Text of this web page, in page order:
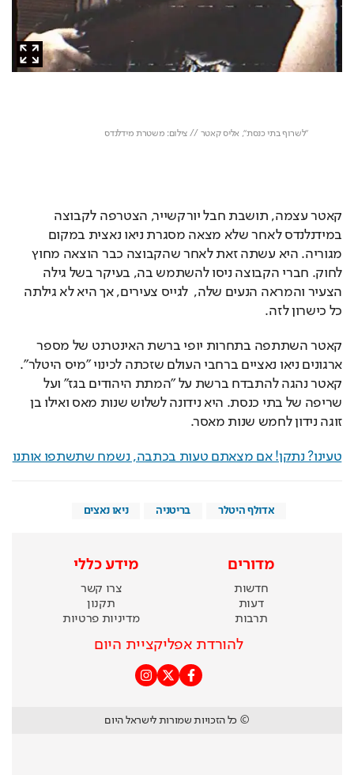
                "לשרוף בתי כנסת", אליס קאטר // צילום: משטרת מידלנדס
קאטר עצמה, תושבת חבל יורקשייר, הצטרפה לקבוצה
במידנלנדס לאחר שלא מצאה מסגרת ניאו נאצית במקום
מגוריה. היא עשתה זאת לאחר שהקבוצה כבר הוצאה מחוץ
לחוק. חברי הקבוצה ניסו להשתמש בה, בעיקר בשל גילה
הצעיר והמראה הנעים שלה,  לגייס צעירים, אך היא לא גילתה
כל כישרון לזה.
קאטר השתתפה בתחרות יופי ברשת האינטרנט של מספר
ארגונים ניאו נאציים ברחבי העולם שזכתה לכינוי "מיס היטלר".
קאטר נהגה להתבדח ברשת על "המתת היהודים בגז" ועל
שריפה של בתי כנסת. היא נידונה לשלוש שנות מאס ואילו בן
זוגה נידון לחמש שנות מאסר.
טעינו? נתקן! אם מצאתם טעות בכתבה, נשמח שתשתפו אותנו
אדולף היטלר בריטניה ניאו נאצים
מדורים
חדשות
דעות
תרבות
מידע כללי
צרו קשר
תקנון
מדיניות פרטיות
להורדת אפליקציית היום
© כל הזכויות שמורות לישראל היום